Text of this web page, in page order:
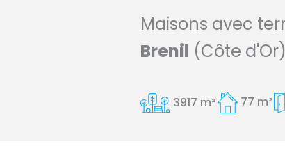
Maisons avec
Brenil (Côte d'Or)
3917 m² 77 m²